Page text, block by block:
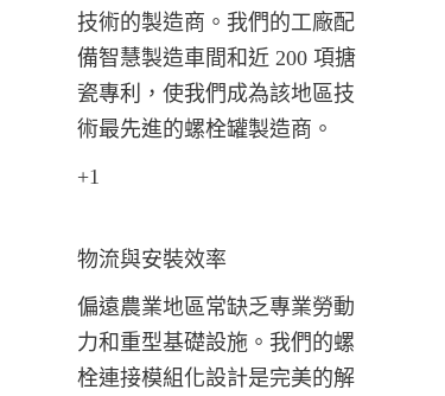
技術的製造商。我們的工廠配
備智慧製造車間和近 200 項搪
瓷專利，使我們成為該地區技
術最先進的螺栓罐製造商。
+1
物流與安裝效率
偏遠農業地區常缺乏專業勞動
力和重型基礎設施。我們的螺
栓連接模組化設計是完美的解